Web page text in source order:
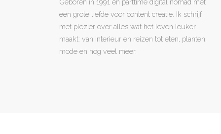
Geboren in 1991 en parttime digital nomad met
een grote liefde voor content creatie. Ik schrijf
met plezier over alles wat het leven leuker
maakt: van interieur en reizen tot eten, planten,
mode en nog veel meer.